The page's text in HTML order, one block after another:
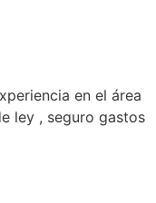
en el área
ley , seguro gastos